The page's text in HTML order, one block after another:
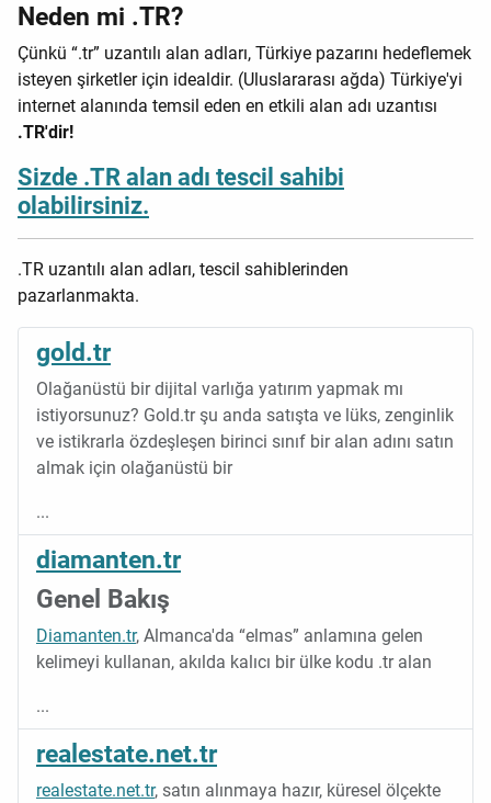
Neden mi .TR?
Çünkü “.tr” uzantılı alan adları, Türkiye pazarını hedeflemek
isteyen şirketler için idealdir. (Uluslararası ağda) Türkiye'yi
internet alanında temsil eden en etkili alan adı uzantısı
.TR'dir!
Sizde .TR alan adı tescil sahibi
olabilirsiniz.
.TR uzantılı alan adları, tescil sahiblerinden
pazarlanmakta.
gold.tr
Olağanüstü bir dijital varlığa yatırım yapmak mı
istiyorsunuz? Gold.tr şu anda satışta ve lüks, zenginlik
ve istikrarla özdeşleşen birinci sınıf bir alan adını satın
almak için olağanüstü bir
...
diamanten.tr
Genel Bakış
Diamanten.tr, Almanca'da “elmas” anlamına gelen
kelimeyi kullanan, akılda kalıcı bir ülke kodu .tr alan
...
realestate.net.tr
realestate.net.tr, satın alınmaya hazır, küresel ölçekte